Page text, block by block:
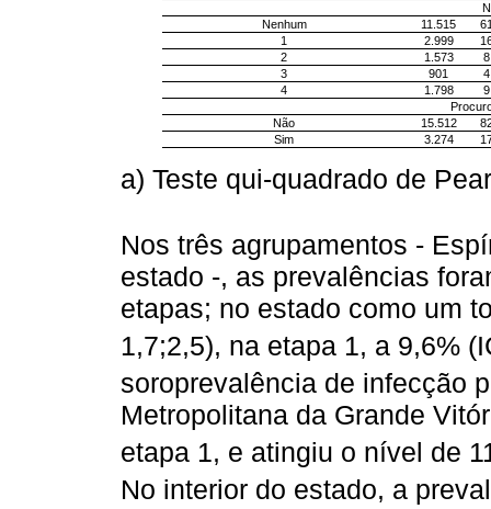
Nenhum
11.515
1
2.999
2
1.573
3
901
4
1.798
Não
15.512
Sim
3.274
a) Teste qui-quadrado de
Nos três agrupamentos -
estado -, as prevalências
etapas; no estado como um
1,7;2,5), na etapa 1, a 9,6%
soroprevalência de infecção
Metropolitana da Grande
etapa 1, e atingiu o nível de
No interior do estado, a